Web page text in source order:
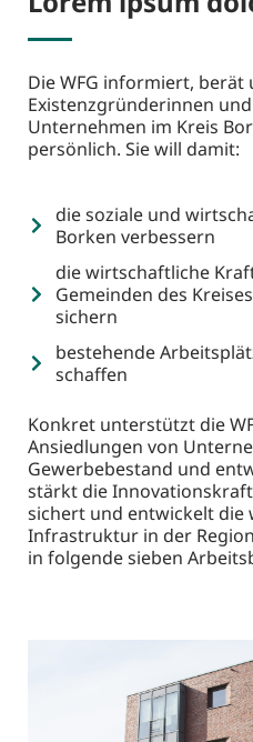
Die WFG informiert, berät
Unternehmen im Kreis
persönlich. Sie will damit:
die wirtschaftliche
Gemeinden des
sichern
bestehende
schaffen
Konkret unterstützt die
Gewerbebestand und
stärkt die Innovationskraft
sichert und entwickelt die
Infrastruktur in der
in folgende sieben